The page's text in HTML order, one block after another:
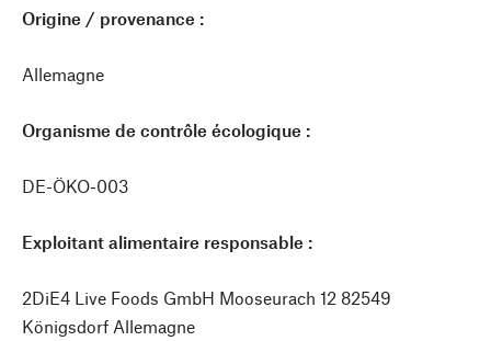
Origine / provenance :
Allemagne
Organisme de contrôle écologique :
DE-ÖKO-003
Exploitant alimentaire responsable :
2DiE4 Live Foods GmbH Mooseurach 12 82549
Königsdorf Allemagne